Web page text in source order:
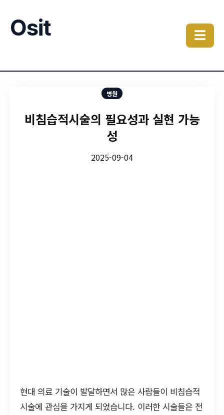
Osit ☰
병원
비침습적시술의 필요성과 실현 가능
성
2025-09-04
현대 의료 기술이 발달하면서 많은 사람들이 비침습적
시술에 관심을 가지게 되었습니다. 이러한 시술들은 전